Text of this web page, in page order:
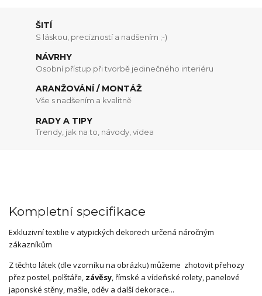
ŠITÍ
S láskou, precizností a nadšením ;-)
NÁVRHY
Osobní přístup při tvorbě jedinečného interiéru
ARANŽOVÁNÍ / MONTÁŽ
Vše s nadšením a kvalitně
RADY A TIPY
Trendy, jak na to, návody, videa
Kompletní specifikace
Exkluzivní textilie v atypických dekorech určená náročným
zákazníkům
Z těchto látek (dle vzorníku na obrázku) můžeme zhotovit přehozy
přez postel, polštáře, závěsy, římské a vídeňské rolety, panelové
japonské stěny, mašle, oděv a další dekorace...